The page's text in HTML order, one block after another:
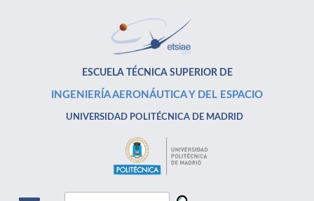
ESCUELA TÉCNICA SUPERIOR DE
INGENIERÍA AERONÁUTICA Y DEL ESPACIO
UNIVERSIDAD POLITÉCNICA DE MADRID